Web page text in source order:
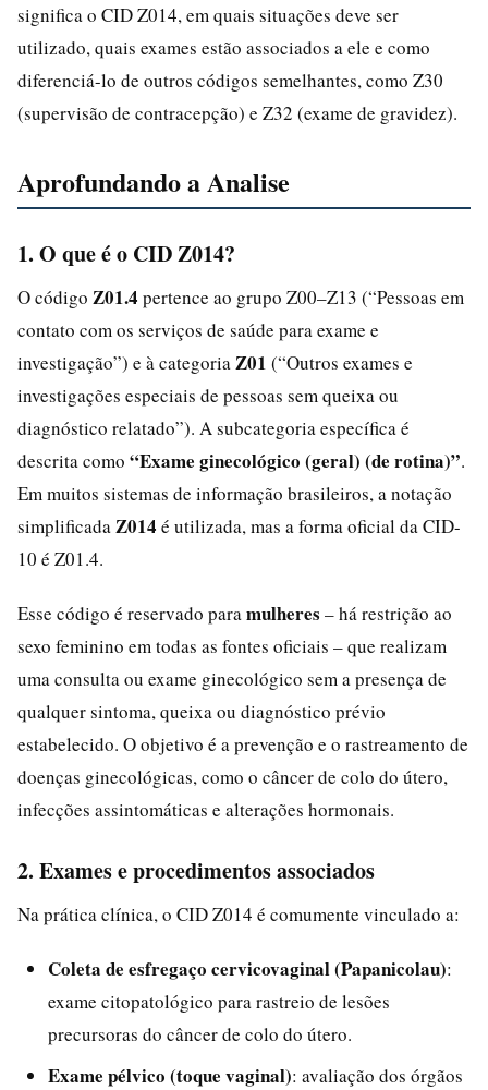
significa o CID Z014, em quais situações deve ser
utilizado, quais exames estão associados a ele e como
diferenciá-lo de outros códigos semelhantes, como Z30
(supervisão de contracepção) e Z32 (exame de gravidez).
Aprofundando a Analise
1. O que é o CID Z014?
O código Z01.4 pertence ao grupo Z00–Z13 (“Pessoas em
contato com os serviços de saúde para exame e
investigação”) e à categoria Z01 (“Outros exames e
investigações especiais de pessoas sem queixa ou
diagnóstico relatado”). A subcategoria específica é
descrita como “Exame ginecológico (geral) (de rotina)”.
Em muitos sistemas de informação brasileiros, a notação
simplificada Z014 é utilizada, mas a forma oficial da CID-
10 é Z01.4.
Esse código é reservado para mulheres – há restrição ao
sexo feminino em todas as fontes oficiais – que realizam
uma consulta ou exame ginecológico sem a presença de
qualquer sintoma, queixa ou diagnóstico prévio
estabelecido. O objetivo é a prevenção e o rastreamento de
doenças ginecológicas, como o câncer de colo do útero,
infecções assintomáticas e alterações hormonais.
2. Exames e procedimentos associados
Na prática clínica, o CID Z014 é comumente vinculado a:
Coleta de esfregaço cervicovaginal (Papanicolau):
exame citopatológico para rastreio de lesões
precursoras do câncer de colo do útero.
Exame pélvico (toque vaginal): avaliação dos órgãos